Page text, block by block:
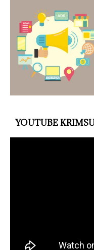
YOUTUBE